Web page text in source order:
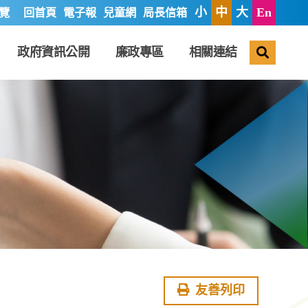
回首頁 電子報 兒童網 局長信箱 小 中 大 En
政府資訊公開 廉政專區 相關連結
友善列印